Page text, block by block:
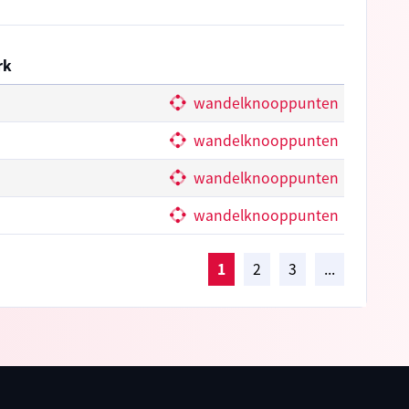
wandelknooppunten
wandelknooppunten
wandelknooppunten
wandelknooppunten
1 2 3 ...